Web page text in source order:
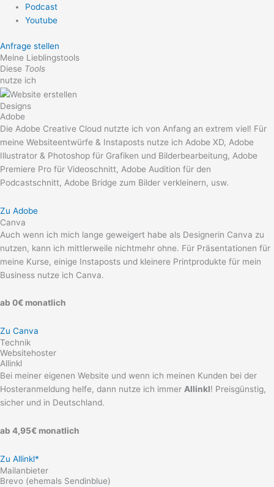
Podcast
Youtube
Anfrage stellen
Meine Lieblingstools
Diese Tools
nutze ich
Designs
Adobe
Die Adobe Creative Cloud nutzte ich von Anfang an extrem viel! Für
meine Websiteentwürfe & Instaposts nutze ich Adobe XD, Adobe
Illustrator & Photoshop für Grafiken und Bilderbearbeitung, Adobe
Premiere Pro für Videoschnitt, Adobe Audition für den
Podcastschnitt, Adobe Bridge zum Bilder verkleinern, usw.
Zu Adobe
Canva
Auch wenn ich mich lange geweigert habe als Designerin Canva zu
nutzen, kann ich mittlerweile nichtmehr ohne. Für Präsentationen für
meine Kurse, einige Instaposts und kleinere Printprodukte für mein
Business nutze ich Canva.
ab 0€ monatlich
Zu Canva
Technik
Websitehoster
Allinkl
Bei meiner eigenen Website und wenn ich meinen Kunden bei der
Hosteranmeldung helfe, dann nutze ich immer Allinkl! Preisgünstig,
sicher und in Deutschland.
ab 4,95€ monatlich
Zu Allinkl*
Mailanbieter
Brevo (ehemals Sendinblue)